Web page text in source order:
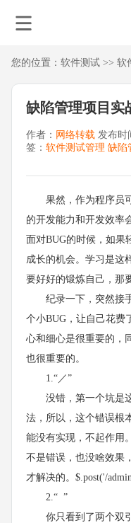
您的位置： 软件测试 >> 软
缺陷管理项目实
作者： 网络转载 发布时
签： 软件测试管理 缺陷
果然，作为程序员可
的开发能力和开发效率
面对BUG的时候，如果
成长的机会。学习是这
要好好的锻炼自己，那
纪录一下，突然接手
个小BUG，让自己花费
心和细心是很重要的，
也很重要的。
1.“／”
没错，第一个坑是这
法，所以，这个错误根
能没有实现，不起作用
不是错误，也没啥效果
才解决的。$.post('/
2.“ ”
你只看到了两个双引